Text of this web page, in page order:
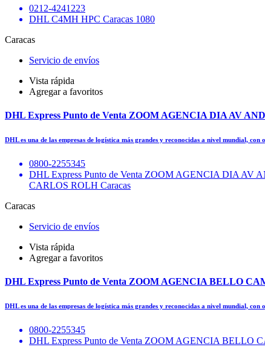
0212-4241223
DHL C4MH HPC Caracas 1080
Caracas
Servicio de envíos
Vista rápida
Agregar a favoritos
DHL Express Punto de Venta ZOOM AGENCIA DIA AV
DHL es una de las empresas de logística más grandes y reconocidas a nivel mundial, con
0800-2255345
DHL Express Punto de Venta ZOOM AGENCIA DIA
CARLOS ROLH Caracas
Caracas
Servicio de envíos
Vista rápida
Agregar a favoritos
DHL Express Punto de Venta ZOOM AGENCIA BELLO
DHL es una de las empresas de logística más grandes y reconocidas a nivel mundial, con
0800-2255345
DHL Express Punto de Venta ZOOM AGENCIA